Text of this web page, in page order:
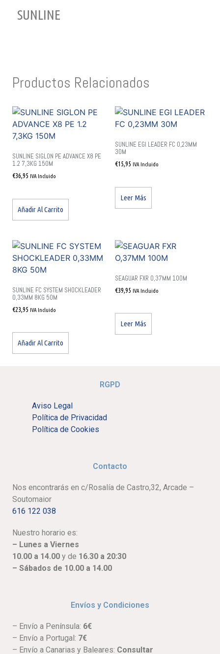
SUNLINE
Productos Relacionados
SUNLINE SIGLON PE ADVANCE X8 PE
1.2 7,3KG 150M
€36,95 IVA Incluido
Añadir Al Carrito
SUNLINE EGI LEADER FC 0,23MM
30M
€15,95 IVA Incluido
Leer Más
SUNLINE FC SYSTEM SHOCKLEADER
0,33MM 8KG 50M
€23,95 IVA Incluido
Añadir Al Carrito
SEAGUAR FXR O,37MM 100M
€39,95 IVA Incluido
Leer Más
RGPD
Aviso Legal
Política de Privacidad
Política de Cookies
Contacto
Nos encontrarás en c/Rosalía de Castro,32, Arcade –
Soutomaior
616 122 038
Nuestro horario es:
– Lunes a Viernes
10.00 a 14.00 y de 16.30 a 20:30
– Sábados de 10.00 a 14.00
Envíos y Condiciones
– Envío a Península: 6€
– Envío a Portugal: 7€
– Envío a Canarias y Baleares: Consultar